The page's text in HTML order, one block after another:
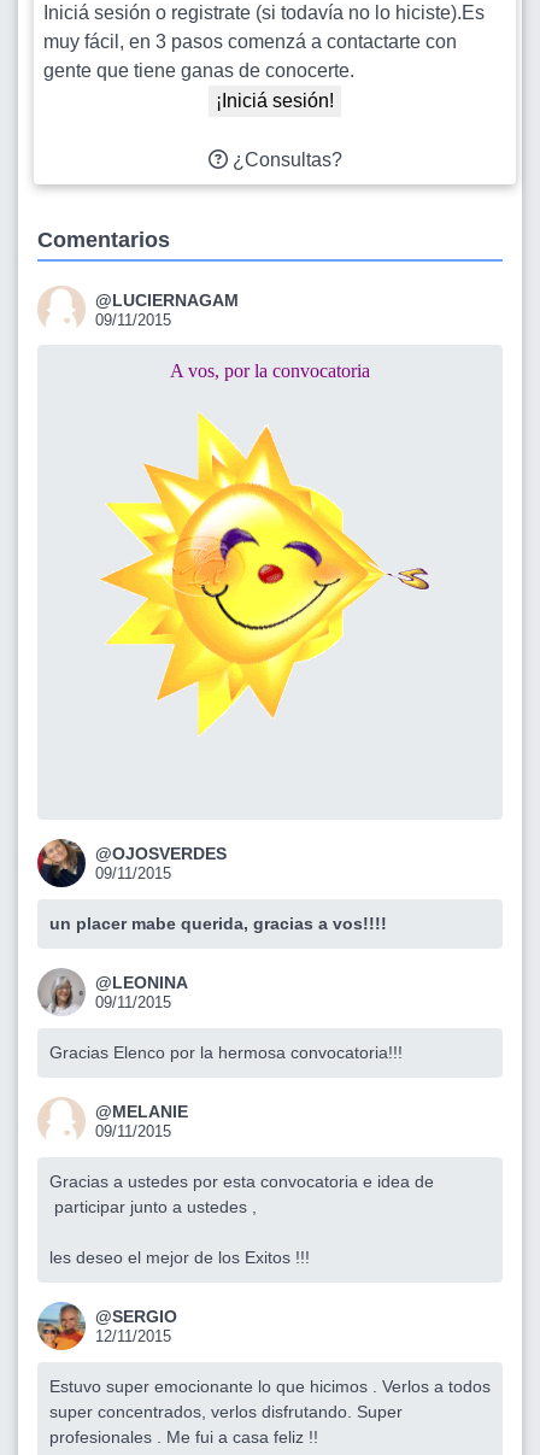
Iniciá sesión o registrate (si todavía no lo hiciste).Es
muy fácil, en 3 pasos comenzá a contactarte con
gente que tiene ganas de conocerte.
¡Iniciá sesión!
¿Consultas?
Comentarios
@LUCIERNAGAM
09/11/2015
A vos, por la convocatoria
@OJOSVERDES
09/11/2015
un placer mabe querida, gracias a vos!!!!
@LEONINA
09/11/2015
Gracias Elenco por la hermosa convocatoria!!!
@MELANIE
09/11/2015
Gracias a ustedes por esta convocatoria e idea de
participar junto a ustedes ,
les deseo el mejor de los Exitos !!!
@SERGIO
12/11/2015
Estuvo super emocionante lo que hicimos . Verlos a todos
super concentrados, verlos disfrutando. Super
profesionales . Me fui a casa feliz !!